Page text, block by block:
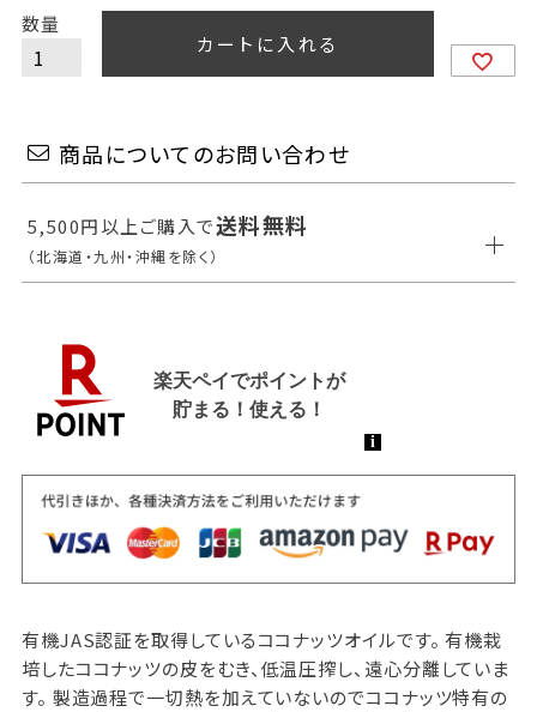
カートに入れる
商品についてのお問い合わせ
5,500円以上ご購入で送料無料
（北海道・九州・沖縄を除く）
有機JAS認証を取得しているココナッツオイルです。 有機栽
培したココナッツの皮をむき、低温圧搾し、遠心分離していま
す。 製造過程で一切熱を加えていないのでココナッツ特有の